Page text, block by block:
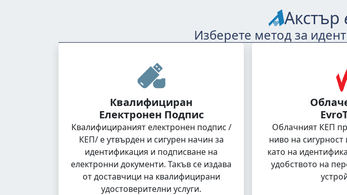
Акстър
Изберете метод за
Квалифициран
Електронен Подпис
Квалифицираният електронен подпис /
КЕП/ е утвърден и сигурен начин за
идентификация и подписване на
електронни документи. Такъв се издава
от доставчици на квалифицирани
удостоверителни услуги.
Облачният КЕП
ниво на
като на
удобството на